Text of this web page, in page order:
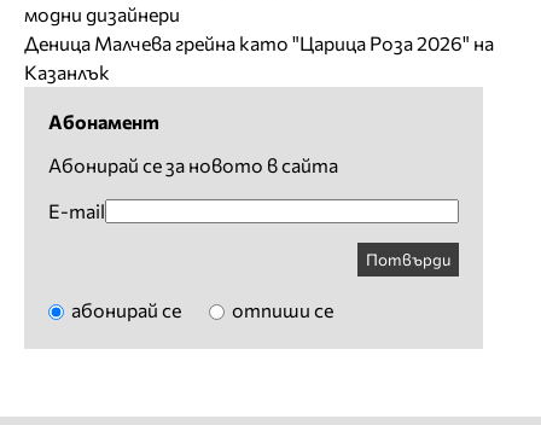
модни дизайнери
Деница Малчева грейна като "Царица Роза 2026" на
Казанлък
Абонамент
Абонирай се за новото в сайта
E-mail
Потвърди
абонирай се отпиши се